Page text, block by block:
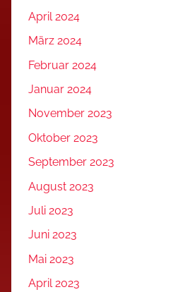
April 2024
März 2024
Februar 2024
Januar 2024
November 2023
Oktober 2023
September 2023
August 2023
Juli 2023
Juni 2023
Mai 2023
April 2023